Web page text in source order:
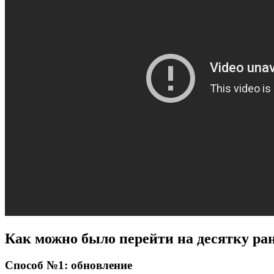
Как можно было перейти на десятку
Способ №1: обновление